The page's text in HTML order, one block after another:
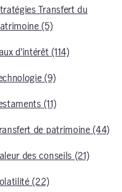
Transfert du
(5)
Taux d’intérêt (114)
(9)
(11)
Transfert de patrimoine (44)
des conseils (21)
(22)